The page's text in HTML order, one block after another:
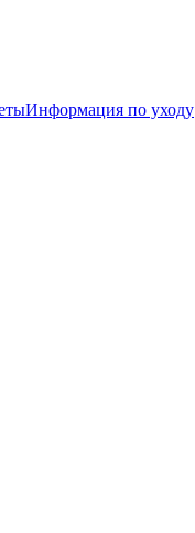
Информация по уходу